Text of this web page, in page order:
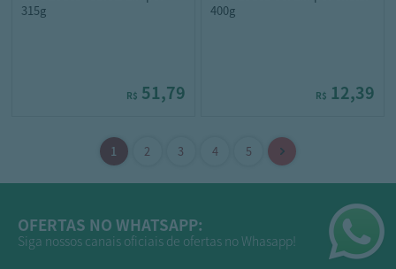
315g
R$ 51,79
400g
R$ 12,39
OFERTAS NO WHATSAPP:
Siga nossos canais oficiais de ofertas no Whasapp!